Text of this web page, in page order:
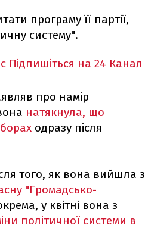
програму її партії,
систему".
Підпишіться на 24 Канал
про намір
натякнула, що
одразу після
того, як вона вийшла з
"Громадсько-
у квітні вона з
політичної системи в